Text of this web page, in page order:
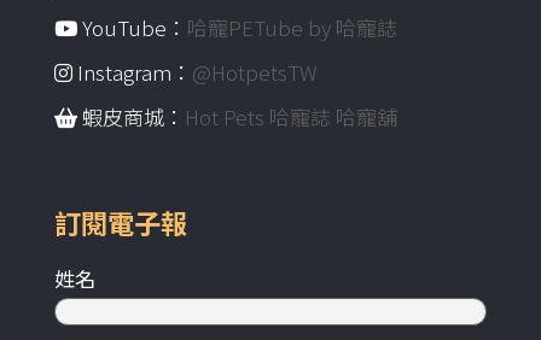
YouTube： 哈寵PETube by 哈寵誌
Instagram： @HotpetsTW
蝦皮商城： Hot Pets 哈寵誌 哈寵舖
訂閱電子報
姓名